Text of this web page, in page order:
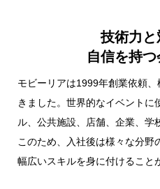
技術力と
自信を持つ
モビーリアは1999年創業依頼
きました。世界的なイベントに
ル、公共施設、店舗、企業、学
このため、入社後は様々な分野
幅広いスキルを身に付けること